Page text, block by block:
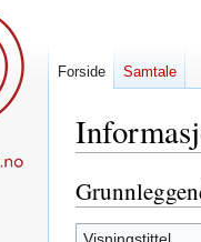
Hopp
til
navigering
Hopp
til
søk
Forside Samtale